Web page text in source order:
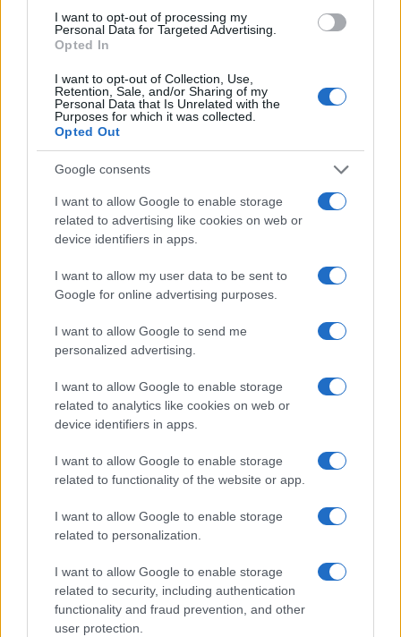
I want to opt-out of processing my
Personal Data for Targeted Advertising.
Opted In
I want to opt-out of Collection, Use,
Retention, Sale, and/or Sharing of my
Personal Data that Is Unrelated with the
Purposes for which it was collected.
Opted Out
Google consents
I want to allow Google to enable storage
related to advertising like cookies on web or
device identifiers in apps.
I want to allow my user data to be sent to
Google for online advertising purposes.
I want to allow Google to send me
personalized advertising.
I want to allow Google to enable storage
related to analytics like cookies on web or
device identifiers in apps.
I want to allow Google to enable storage
related to functionality of the website or app.
I want to allow Google to enable storage
related to personalization.
I want to allow Google to enable storage
related to security, including authentication
functionality and fraud prevention, and other
user protection.
Inviaci le tue segnalazioni,
Su WhatsApp al numero +39
345 356 7512
Entra nel canale telegram di
GalluraOggi.it
Ricevi le nostre ultime news
daGoogle News
Condividi l'articolo
F
a
ce
b
o
T
w
it
te
r
Pi
n
te
re
st
W
h
at
s
A
S
h
re
Prossimo articolo